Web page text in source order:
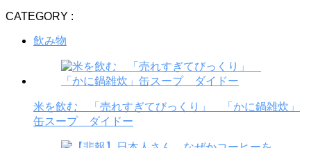
CATEGORY :
飲み物
米を飲む 「売れすぎてびっくり」 「かに鍋雑炊」
缶スープ ダイドー